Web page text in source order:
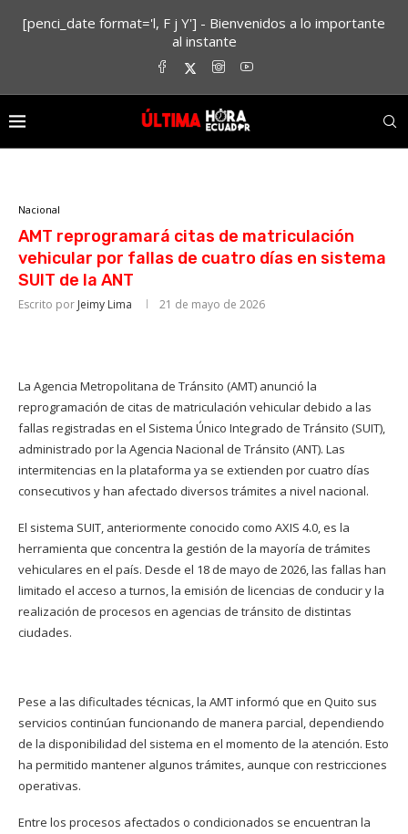
[penci_date format='l, F j Y'] - Bienvenidos a lo importante
al instante
Nacional
AMT reprogramará citas de matriculación
vehicular por fallas de cuatro días en sistema
SUIT de la ANT
Escrito por Jeimy Lima 21 de mayo de 2026
La Agencia Metropolitana de Tránsito (AMT) anunció la
reprogramación de citas de matriculación vehicular debido a las
fallas registradas en el Sistema Único Integrado de Tránsito (SUIT),
administrado por la Agencia Nacional de Tránsito (ANT). Las
intermitencias en la plataforma ya se extienden por cuatro días
consecutivos y han afectado diversos trámites a nivel nacional.
El sistema SUIT, anteriormente conocido como AXIS 4.0, es la
herramienta que concentra la gestión de la mayoría de trámites
vehiculares en el país. Desde el 18 de mayo de 2026, las fallas han
limitado el acceso a turnos, la emisión de licencias de conducir y la
realización de procesos en agencias de tránsito de distintas
ciudades.
Pese a las dificultades técnicas, la AMT informó que en Quito sus
servicios continúan funcionando de manera parcial, dependiendo
de la disponibilidad del sistema en el momento de la atención. Esto
ha permitido mantener algunos trámites, aunque con restricciones
operativas.
Entre los procesos afectados o condicionados se encuentran la